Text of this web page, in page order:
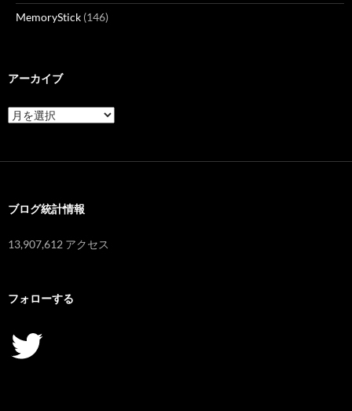
MemoryStick (146)
アーカイブ
ア
ー
ブログ統計情報
13,907,612 アクセス
フォローする
Twitter